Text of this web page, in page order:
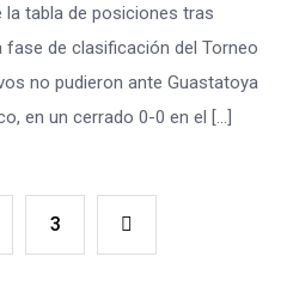
la tabla de posiciones tras
fase de clasificación del Torneo
no pudieron ante Guastatoya
en un cerrado 0-0 en el […]
3